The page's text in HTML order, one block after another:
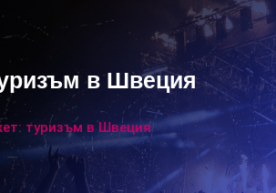
в Швеция
туризъм в Швеция